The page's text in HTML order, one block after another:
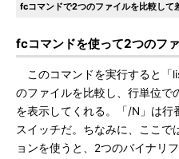
fcコマンドで2つのファイルを比較して
fcコマンドを使って2つのフ
このコマンドを実行すると「
のファイルを比較し、行単位で
を表示してくれる。「/N」は行
スイッチだ。ちなみに、ここで
ョンを使うと、2つのバイナリ